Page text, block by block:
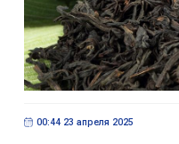
00:44 23 апреля 2025